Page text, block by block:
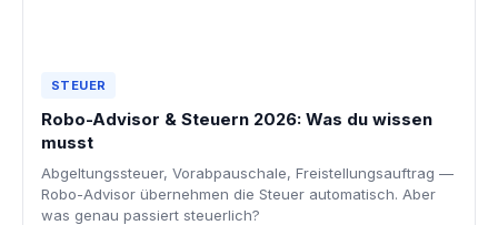
STEUER
Robo-Advisor & Steuern 2026: Was du wissen
musst
Abgeltungssteuer, Vorabpauschale, Freistellungsauftrag —
Robo-Advisor übernehmen die Steuer automatisch. Aber
was genau passiert steuerlich?